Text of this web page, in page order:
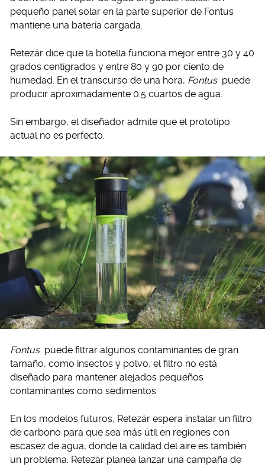
pequeño panel solar en la parte superior de Fontus
mantiene una batería cargada.
Retezár dice que la botella funciona mejor entre 30 y 40
grados centígrados y entre 80 y 90 por ciento de
humedad. En el transcurso de una hora, Fontus puede
producir aproximadamente 0.5 cuartos de agua.
Sin embargo, el diseñador admite que el prototipo
actual no es perfecto.
Fontus puede filtrar algunos contaminantes de gran
tamaño, como insectos y polvo, el filtro no está
diseñado para mantener alejados pequeños
contaminantes como sedimentos.
En los modelos futuros, Retezár espera instalar un filtro
de carbono para que sea más útil en regiones con
escasez de agua, donde la calidad del aire es también
un problema. Retezár planea lanzar una campaña de